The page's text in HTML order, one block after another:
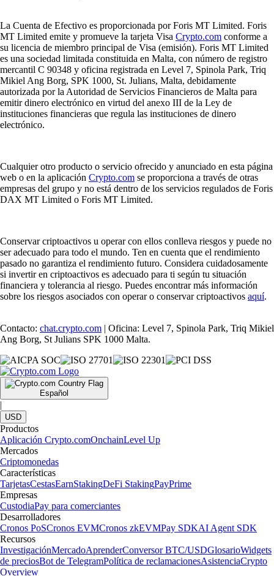
La Cuenta de Efectivo es proporcionada por Foris MT Limited. Foris
MT Limited emite y promueve la tarjeta Visa Crypto.com conforme a
su licencia de miembro principal de Visa (emisión). Foris MT Limited
es una sociedad limitada constituida en Malta, con número de registro
mercantil C 90348 y oficina registrada en Level 7, Spinola Park, Triq
Mikiel Ang Borg, SPK 1000, St. Julians, Malta, debidamente
autorizada por la Autoridad de Servicios Financieros de Malta para
emitir dinero electrónico en virtud del anexo III de la Ley de
instituciones financieras que regula las instituciones de dinero
electrónico.
Cualquier otro producto o servicio ofrecido y anunciado en esta página
web o en la aplicación Crypto.com se proporciona a través de otras
empresas del grupo y no está dentro de los servicios regulados de Foris
DAX MT Limited o Foris MT Limited.
Conservar criptoactivos u operar con ellos conlleva riesgos y puede no
ser adecuado para todo el mundo. Ten en cuenta que el rendimiento
pasado no garantiza el rendimiento futuro. Considera cuidadosamente
si invertir en criptoactivos es adecuado para ti según tu situación
financiera y tolerancia al riesgo. Puedes encontrar más información
sobre los riesgos asociados con operar o conservar criptoactivos aquí.
Contacto: chat.crypto.com | Oficina: Level 7, Spinola Park, Triq Mikiel
Ang Borg, St Julians SPK 1000 Malta.
Español
|
USD
Productos
Aplicación Crypto.comOnchainLevel Up
Mercados
Criptomonedas
Características
TarjetasCestasEarnStakingDeFi StakingPayPrime
Empresas
CustodiaPay para comerciantes
Desarrolladores
Cronos PoSCronos EVMCronos zkEVMPay SDKAI Agent SDK
Recursos
InvestigaciónMercadoAprenderConversor BTC/USDGlosarioWidgets
de preciosBot de TelegramPolítica de reclamacionesAsistenciaCrypto
Overview